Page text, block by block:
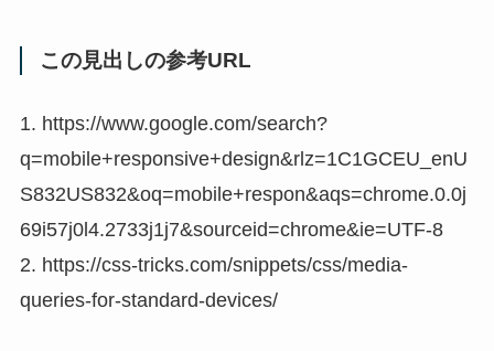
この見出しの参考URL
1. https://www.google.com/search?
q=mobile+responsive+design&rlz=1C1GCEU_enU
S832US832&oq=mobile+respon&aqs=chrome.0.0j
69i57j0l4.2733j1j7&sourceid=chrome&ie=UTF-8
2. https://css-tricks.com/snippets/css/media-
queries-for-standard-devices/